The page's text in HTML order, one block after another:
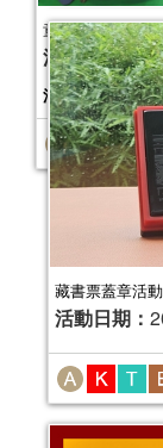
藏書票蓋章活動
活動日期：